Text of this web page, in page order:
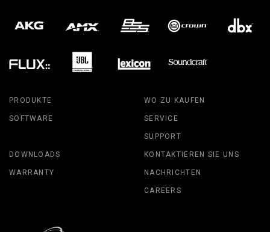
PRODUKTE
SOFTWARE
WO ZU KAUFEN
SERVICE
SUPPORT
DOWNLOADS
WARRANTY
KONTAKTIEREN SIE UNS
NACHRICHTEN
CAREERS